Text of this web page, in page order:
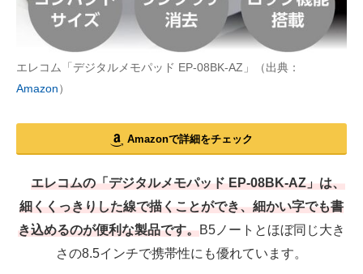
エレコム「デジタルメモパッド EP-08BK-AZ」（出典：
Amazon）
Amazonで詳細をチェック
エレコムの「デジタルメモパッド EP-08BK-AZ」は、
細くくっきりした線で描くことができ、細かい字でも書
き込めるのが便利な製品です。B5ノートとほぼ同じ大き
さの8.5インチで携帯性にも優れています。